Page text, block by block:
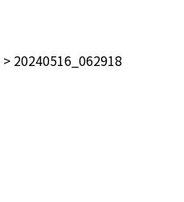
> 20240516_062918